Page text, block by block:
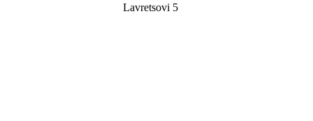
Lavretsovi 5